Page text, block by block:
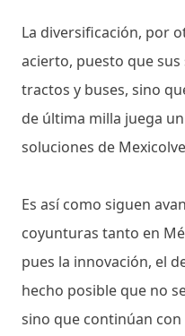
La diversificación, por
acierto, puesto que
tractos y buses, sino
de última milla juega
soluciones de
Es así como siguen
coyunturas tanto en
pues la innovación, el
hecho posible que no
sino que continúan